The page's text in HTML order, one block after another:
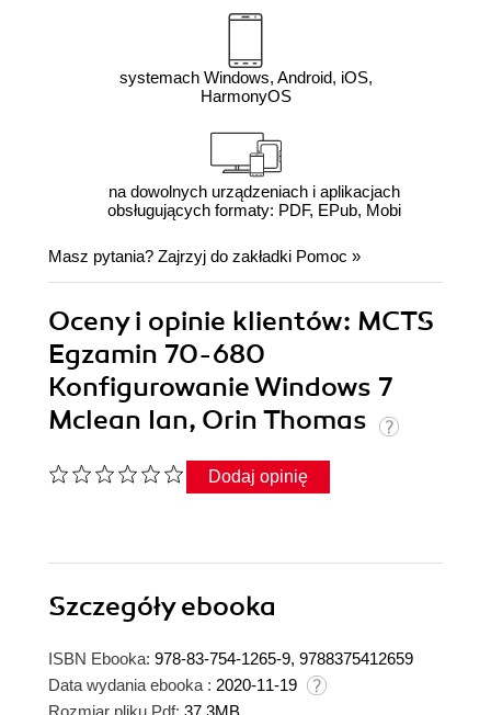
systemach Windows, Android, iOS,
HarmonyOS
na dowolnych urządzeniach i aplikacjach
obsługujących formaty: PDF, EPub, Mobi
Masz pytania? Zajrzyj do zakładki Pomoc »
Oceny i opinie klientów: MCTS
Egzamin 70-680
Konfigurowanie Windows 7
Mclean Ian, Orin Thomas
Dodaj opinię
Szczegółyebooka
ISBN Ebooka: 978-83-754-1265-9, 9788375412659
Data wydania ebooka : 2020-11-19
Rozmiar pliku Pdf: 37.3MB